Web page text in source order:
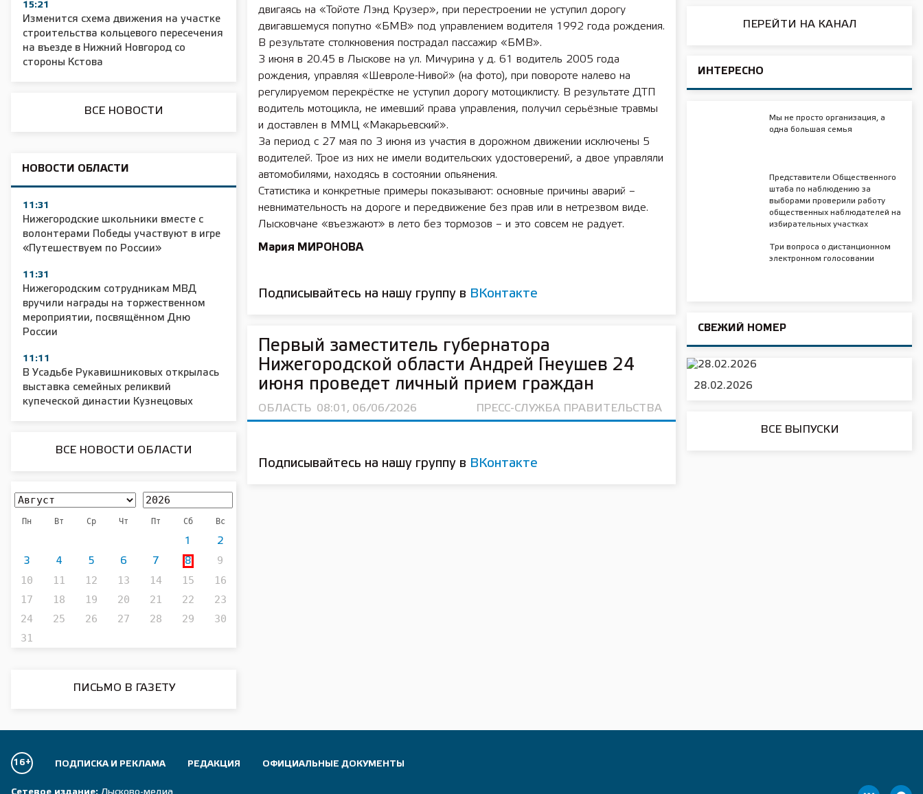
15:21
Изменится схема движения на участке
строительства кольцевого пересечения
на въезде в Нижний Новгород со
стороны Кстова
ВСЕ НОВОСТИ
НОВОСТИ ОБЛАСТИ
11:31
Нижегородские школьники вместе с
волонтерами Победы участвуют в игре
«Путешествуем по России»
11:31
Нижегородским сотрудникам МВД
вручили награды на торжественном
мероприятии, посвящённом Дню
России
11:11
В Усадьбе Рукавишниковых открылась
выставка семейных реликвий
купеческой династии Кузнецовых
ВСЕ НОВОСТИ ОБЛАСТИ
Пн Вт Ср Чт Пт Сб Вс
1 2
3 4 5 6 7 8
9
10
11 12 13 14 15
16
17
18 19 20 21 22
23
24
25 26 27 28 29
30
31
ПИСЬМО В ГАЗЕТУ
двигаясь на «Тойоте Лэнд Крузер», при перестроении не уступил дорогу
двигавшемуся попутно «БМВ» под управлением водителя 1992 года рождения.
В результате столкновения пострадал пассажир «БМВ».
3 июня в 20.45 в Лыскове на ул. Мичурина у д. 61 водитель 2005 года
рождения, управляя «Шевроле-Нивой» (на фото), при повороте налево на
регулируемом перекрёстке не уступил дорогу мотоциклисту. В результате ДТП
водитель мотоцикла, не имевший права управления, получил серьёзные травмы
и доставлен в ММЦ «Макарьевский».
За период с 27 мая по 3 июня из участия в дорожном движении исключены 5
водителей. Трое из них не имели водительских удостоверений, а двое управляли
автомобилями, находясь в состоянии опьянения.
Статистика и конкретные примеры показывают: основные причины аварий –
невнимательность на дороге и передвижение без прав или в нетрезвом виде.
Лысковчане «въезжают» в лето без тормозов – и это совсем не радует.
Мария МИРОНОВА
Подписывайтесь на нашу группу в ВКонтакте
Первый заместитель губернатора
Нижегородской области Андрей Гнеушев 24
июня проведет личный прием граждан
ОБЛАСТЬ 08:01, 06/06/2026 ПРЕСС-СЛУЖБА ПРАВИТЕЛЬСТВА
Подписывайтесь на нашу группу в ВКонтакте
ПЕРЕЙТИ НА КАНАЛ
ИНТЕРЕСНО
Мы не просто организация, а
одна большая семья
Представители Общественного
штаба по наблюдению за
выборами проверили работу
общественных наблюдателей на
избирательных участках
Три вопроса о дистанционном
электронном голосовании
СВЕЖИЙ НОМЕР
28.02.2026
ВСЕ ВЫПУСКИ
16+ ПОДПИСКА И РЕКЛАМА РЕДАКЦИЯ ОФИЦИАЛЬНЫЕ ДОКУМЕНТЫ